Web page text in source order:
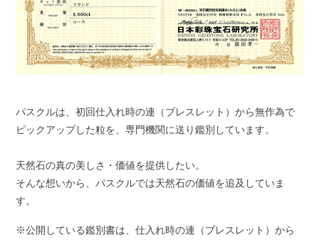
パスクルは、初回仕入れ時の連（ブレスレット）から無作為で
ピックアップした粒を、専門機関に送り鑑別しています。
天然石の真の美しさ・価値を提供したい。
そんな想いから、パスクルでは天然石の価値を追及していま
す。
※公開している鑑別書は、仕入れ時の連（ブレスレット）から